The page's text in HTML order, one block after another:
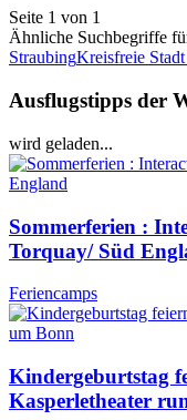
Seite 1 von 1
Ähnliche Suchbegriffe
StraubingKreisfreie
Ausflugstipps der
wird geladen...
Sommerferien :
Torquay/ Süd
Feriencamps
Kindergeburtstag
Kasperletheater